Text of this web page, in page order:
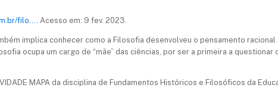
filo... . Acesso em: 9 fev. 2023.
implica conhecer como a Filosofia desenvolveu o pensamento
ocupa um cargo de “mãe” das ciências, por ser a primeira a
MAPA da disciplina de Fundamentos Históricos e Filosóficos da